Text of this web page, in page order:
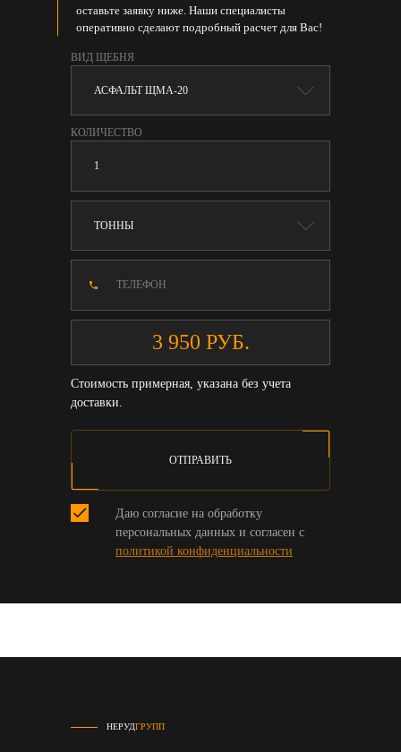
оставьте заявку ниже. Наши специалисты
оперативно сделают подробный расчет для Вас!
ВИД ЩЕБНЯ
КОЛИЧЕСТВО
Стоимость примерная, указана без учета
доставки.
ОТПРАВИТЬ
Даю согласие на обработку
персональных данных и согласен с
политикой конфиденциальности
НЕРУДГРУПП